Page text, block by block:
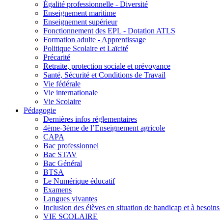
Égalité professionnelle - Diversité
Enseignement maritime
Enseignement supérieur
Fonctionnement des EPL - Dotation ATLS
Formation adulte - Apprentissage
Politique Scolaire et Laïcité
Précarité
Retraite, protection sociale et prévoyance
Santé, Sécurité et Conditions de Travail
Vie fédérale
Vie internationale
Vie Scolaire
Pédagogie
Dernières infos réglementaires
4ème-3ème de l’Enseignement agricole
CAPA
Bac professionnel
Bac STAV
Bac Général
BTSA
Le Numérique éducatif
Examens
Langues vivantes
Inclusion des élèves en situation de handicap et à
VIE SCOLAIRE